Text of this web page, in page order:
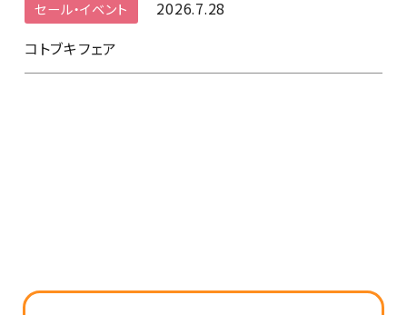
セール・イベント
2026.7.28
コトブキフェア